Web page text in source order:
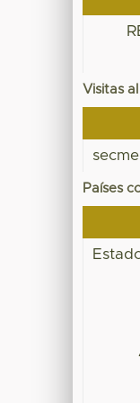
Visitas
Países